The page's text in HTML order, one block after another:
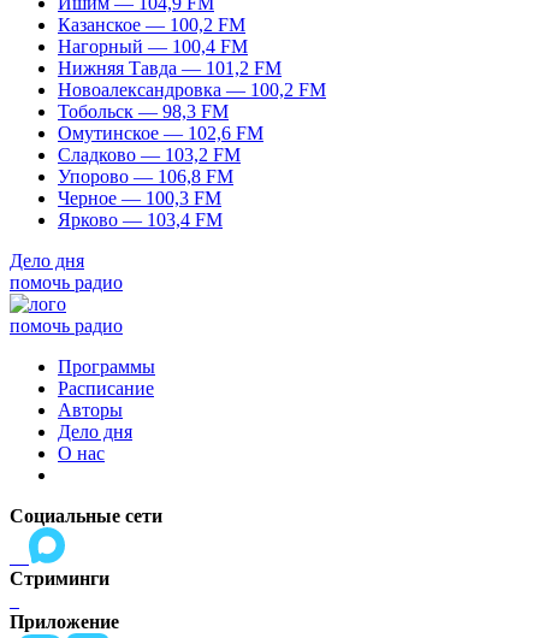
Казанское — 100,2 FM
Нагорный — 100,4 FM
Нижняя Тавда — 101,2 FM
Новоалександровка — 100,2 FM
Тобольск — 98,3 FM
Омутинское — 102,6 FM
Сладково — 103,2 FM
Упорово — 106,8 FM
Черное — 100,3 FM
Ярково — 103,4 FM
Дело дня
помочь радио
помочь радио
Программы
Расписание
Авторы
Дело дня
О нас
Социальные сети
Стриминги
Приложение